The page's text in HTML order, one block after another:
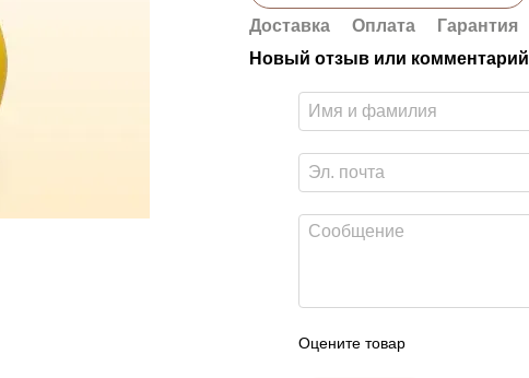
Доставка Оплата
Гарантия
Новый отзыв или комментарий
Оцените товар